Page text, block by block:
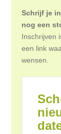
Schrijf je
nog een
Inschrijven
een link
wensen.